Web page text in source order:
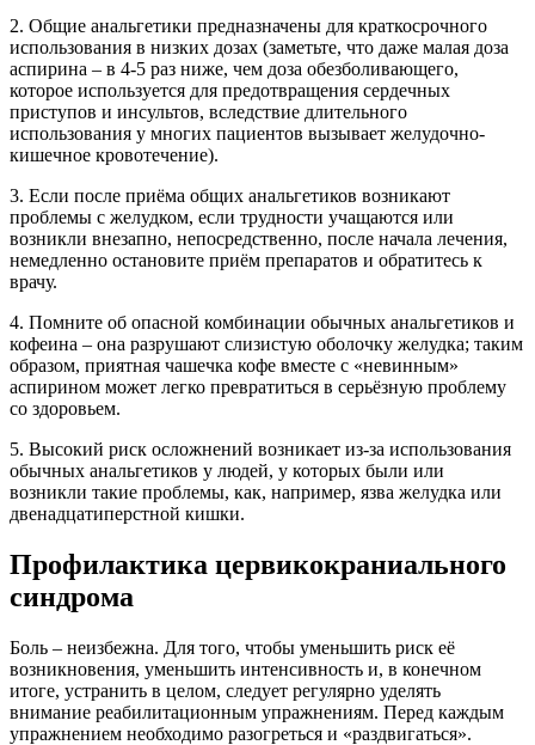
2. Общие анальгетики предназначены для краткосрочного
использования в низких дозах (заметьте, что даже малая доза
аспирина – в 4-5 раз ниже, чем доза обезболивающего,
которое используется для предотвращения сердечных
приступов и инсультов, вследствие длительного
использования у многих пациентов вызывает желудочно-
кишечное кровотечение).
3. Если после приёма общих анальгетиков возникают
проблемы с желудком, если трудности учащаются или
возникли внезапно, непосредственно, после начала лечения,
немедленно остановите приём препаратов и обратитесь к
врачу.
4. Помните об опасной комбинации обычных анальгетиков и
кофеина – она разрушают слизистую оболочку желудка; таким
образом, приятная чашечка кофе вместе с «невинным»
аспирином может легко превратиться в серьёзную проблему
со здоровьем.
5. Высокий риск осложнений возникает из-за использования
обычных анальгетиков у людей, у которых были или
возникли такие проблемы, как, например, язва желудка или
двенадцатиперстной кишки.
Профилактика цервикокраниального
синдрома
Боль – неизбежна. Для того, чтобы уменьшить риск её
возникновения, уменьшить интенсивность и, в конечном
итоге, устранить в целом, следует регулярно уделять
внимание реабилитационным упражнениям. Перед каждым
упражнением необходимо разогреться и «раздвигаться».